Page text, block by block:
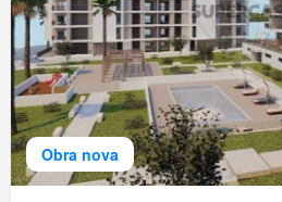
Obra nova